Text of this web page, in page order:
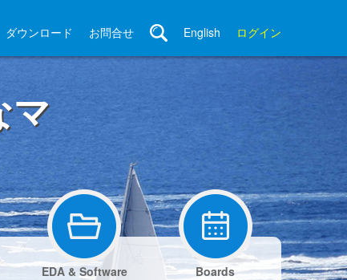
ダウンロード お問合せ English ログイン
マ
EDA & Software Boards